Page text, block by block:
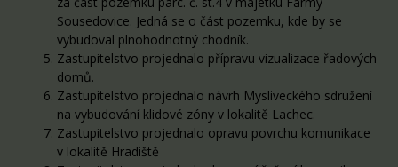
Sousedovice. Jedná se o část pozemku, kde by se
vybudoval plnohodnotný chodník.
Zastupitelstvo projednalo přípravu vizualizace řadových
domů.
Zastupitelstvo projednalo návrh Mysliveckého sdružení
na vybudování klidové zóny v lokalitě Lachec.
Zastupitelstvo projednalo opravu povrchu komunikace
v lokalitě Hradiště